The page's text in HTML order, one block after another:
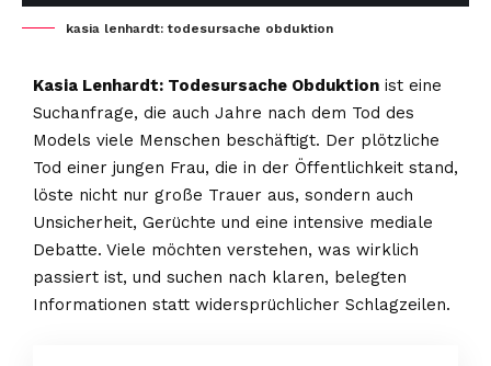
kasia lenhardt: todesursache obduktion
Kasia Lenhardt: Todesursache Obduktion ist eine
Suchanfrage, die auch Jahre nach dem Tod des
Models viele Menschen beschäftigt. Der plötzliche
Tod einer jungen Frau, die in der Öffentlichkeit stand,
löste nicht nur große Trauer aus, sondern auch
Unsicherheit, Gerüchte und eine intensive mediale
Debatte. Viele möchten verstehen, was wirklich
passiert ist, und suchen nach klaren, belegten
Informationen statt widersprüchlicher Schlagzeilen.